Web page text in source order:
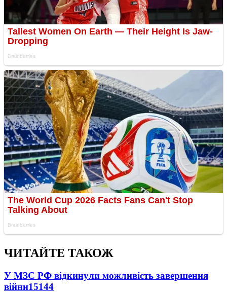
ЧИТАЙТЕ ТАКОЖ
У МЗС РФ відкинули можливість завершення
війни15144